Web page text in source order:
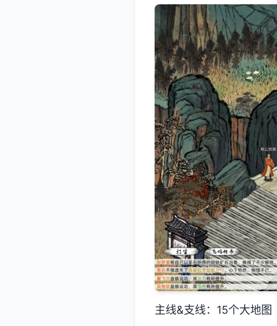
主线&支线：15个大地